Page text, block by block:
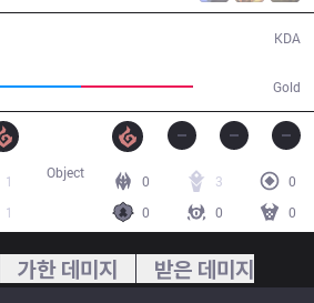
Gold
KDA
1
1
0 3
0
0
0 0
Object
가한 데미지 받은 데미지